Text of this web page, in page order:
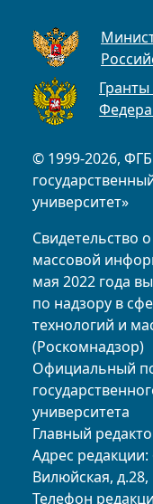
© 1999-2026,
университет»
Свидетельство
массовой
мая 2022 года
по надзору в
технологий и
(Роскомнадзор)
Официальный
университета
Главный
Адрес редакции:
Вилюйская,
Телефон